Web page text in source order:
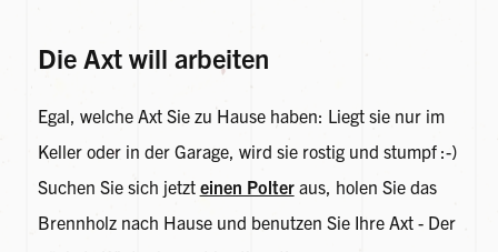
Die Axt will arbeiten
Egal, welche Axt Sie zu Hause haben: Liegt sie nur im
Keller oder in der Garage, wird sie rostig und stumpf :-)
Suchen Sie sich jetzt einen Polteraus, holen Sie das
Brennholz nach Hause und benutzen Sie Ihre Axt - Der